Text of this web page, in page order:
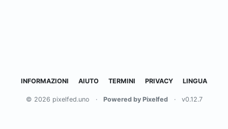
INFORMAZIONI AIUTO TERMINI PRIVACY LINGUA
© 2026 pixelfed.uno · Powered by Pixelfed · v0.12.7